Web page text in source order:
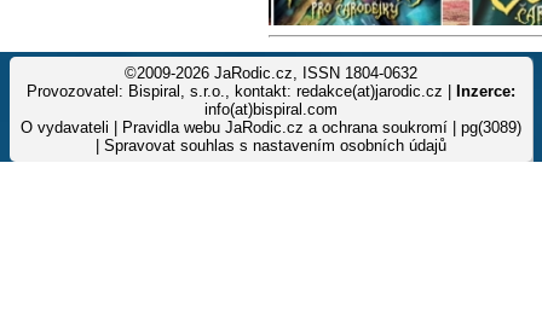
©2009-2026 JaRodic.cz, ISSN 1804-0632
Provozovatel: Bispiral, s.r.o., kontakt: redakce(at)jarodic.cz |
Inzerce:
info(at)bispiral.com
O vydavateli
Pravidla webu JaRodic.cz a ochrana soukromí | pg(3089)
Spravovat souhlas s nastavením osobních údajů